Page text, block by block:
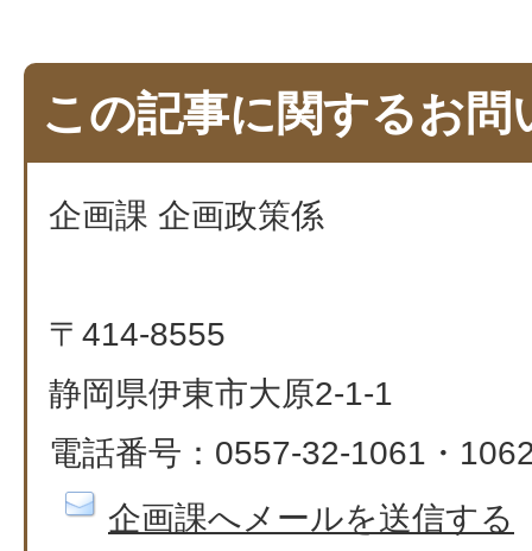
この記事に関するお問
企画課 企画政策係
〒414-8555
静岡県伊東市大原2-1-1
電話番号：0557-32-1061・
企画課へメールを送信する